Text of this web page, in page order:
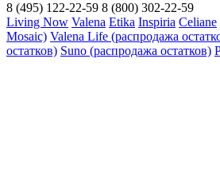
8 (495) 122-22-59 8 (800) 302-22-59
Living Now Valena Etika Inspiria Celiane
Mosaic) Valena Life (распродажа
остатков) Suno (распродажа остатков)